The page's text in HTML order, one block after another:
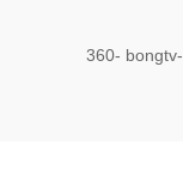
360- bongtv-